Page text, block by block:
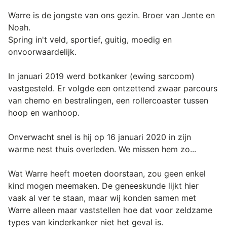
Warre is de jongste van ons gezin. Broer van Jente en
Noah.
Spring in't veld, sportief, guitig, moedig en
onvoorwaardelijk.
In januari 2019 werd botkanker (ewing sarcoom)
vastgesteld. Er volgde een ontzettend zwaar parcours
van chemo en bestralingen, een rollercoaster tussen
hoop en wanhoop.
Onverwacht snel is hij op 16 januari 2020 in zijn
warme nest thuis overleden. We missen hem zo...
Wat Warre heeft moeten doorstaan, zou geen enkel
kind mogen meemaken. De geneeskunde lijkt hier
vaak al ver te staan, maar wij konden samen met
Warre alleen maar vaststellen hoe dat voor zeldzame
types van kinderkanker niet het geval is.